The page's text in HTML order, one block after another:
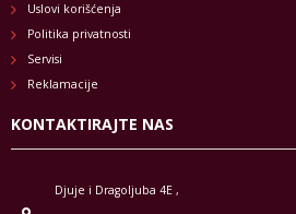
Uslovi korišćenja
Politika privatnosti
Servisi
Reklamacije
KONTAKTIRAJTE NAS
Djuje i Dragoljuba 4E ,